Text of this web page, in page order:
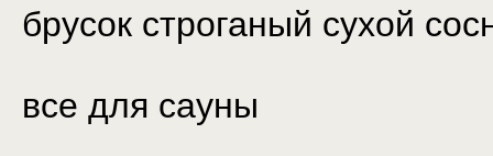
брусок строганый сухой
все для сауны